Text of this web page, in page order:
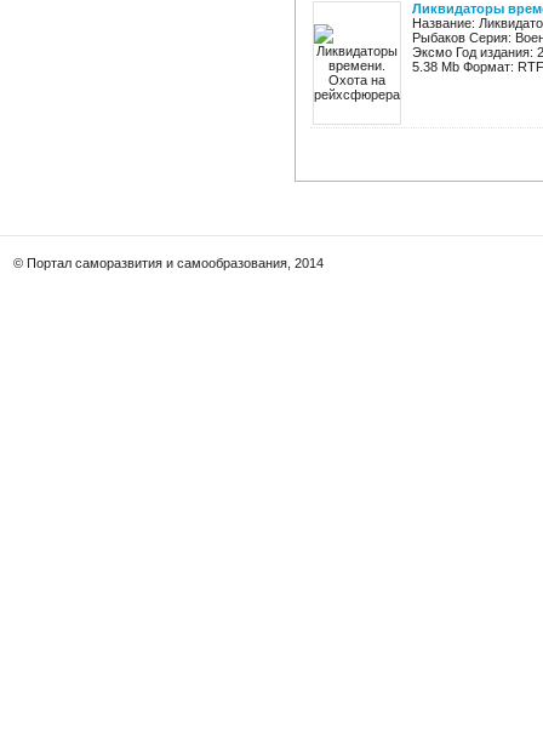
Ликвидаторы
Название:
Рыбаков Серия:
Эксмо Год издания:
5.38 Mb Формат:
© Портал саморазвития и самообразования, 2014